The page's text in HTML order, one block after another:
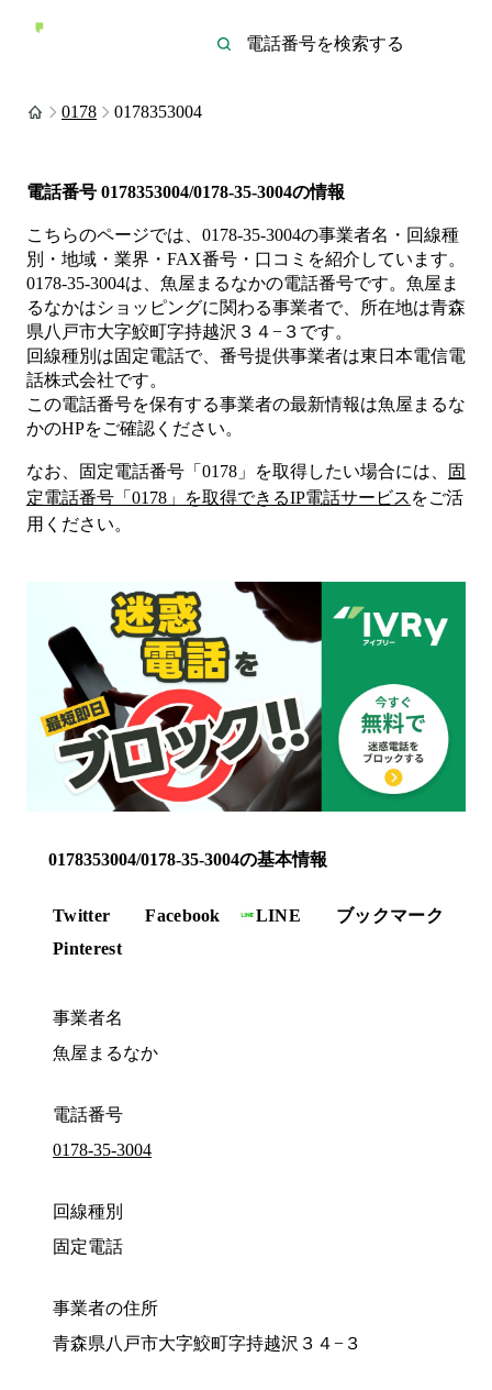
0178 0178353004
電話番号 0178353004/0178-35-3004の情報
こちらのページでは、 0178-35-3004の事業者名・回線種
別・地域・業界・FAX番号・口コミを紹介しています。
0178-35-3004は、 魚屋まるなかの電話番号です。 魚屋ま
るなかはショッピングに関わる事業者で、所在地は青森
県八戸市大字鮫町字持越沢３４−３ です。
回線種別は固定電話で、番号提供事業者は東日本電信電
話株式会社です。
この電話番号を保有する事業者の最新情報は魚屋まるな
かのHPをご確認ください。
なお、固定電話番号「 0178 」を取得したい場合には、
固
定電話番号「 0178 」を取得できるIP電話サービス をご活
用ください。
0178353004/0178-35-3004の基本情報
Twitter Facebook LINE
ブックマーク
Pinterest
事業者名
魚屋まるなか
電話番号
0178-35-3004
回線種別
固定電話
事業者の住所
青森県八戸市大字鮫町字持越沢３４−３